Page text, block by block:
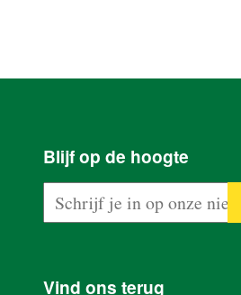
PRODUCTEN
PLAN VAN
Blijf op de hoogte
Vind ons terug